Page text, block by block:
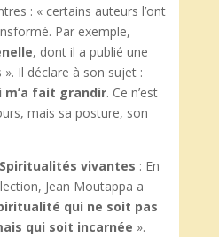
: « certains auteurs l’ont
Par exemple,
, dont il a publié une
». Il déclare à son sujet :
m’a fait grandir. Ce n’est
mais sa posture, son
vivantes : En
Jean Moutappa a
qui ne soit pas
qui soit incarnée ».